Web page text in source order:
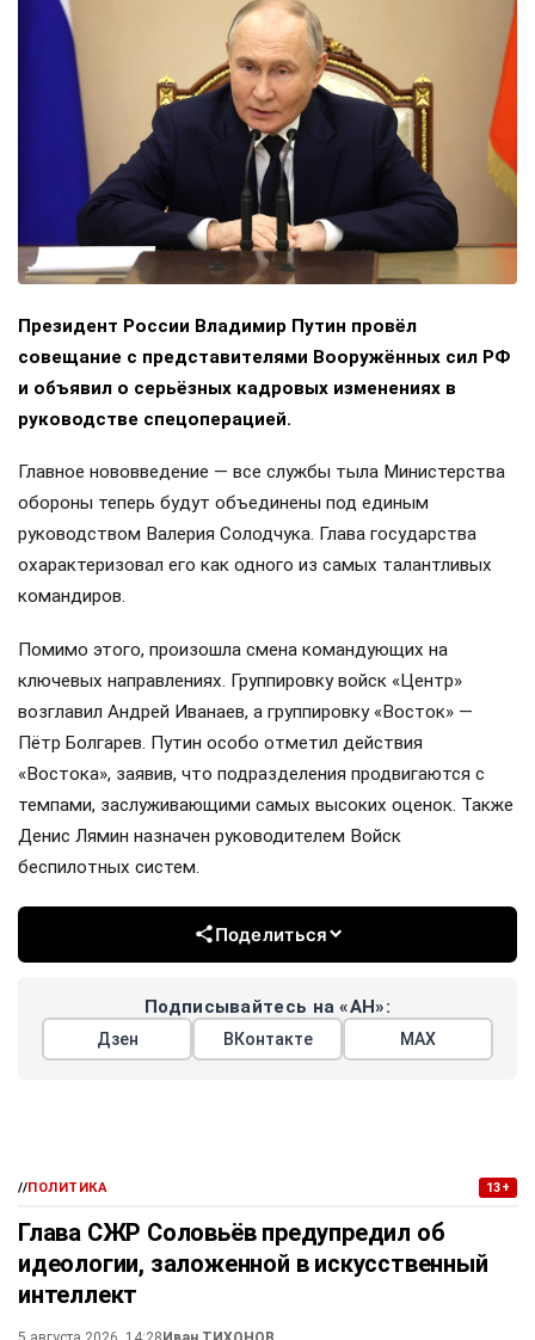
Президент России Владимир Путин провёл
совещание с представителями Вооружённых сил РФ
и объявил о серьёзных кадровых изменениях в
руководстве спецоперацией.
Главное нововведение — все службы тыла Министерства
обороны теперь будут объединены под единым
руководством Валерия Солодчука. Глава государства
охарактеризовал его как одного из самых талантливых
командиров.
Помимо этого, произошла смена командующих на
ключевых направлениях. Группировку войск «Центр»
возглавил Андрей Иванаев, а группировку «Восток» —
Пётр Болгарев. Путин особо отметил действия
«Востока», заявив, что подразделения продвигаются с
темпами, заслуживающими самых высоких оценок. Также
Денис Лямин назначен руководителем Войск
беспилотных систем.
Поделиться
Подписывайтесь на «АН»:
Дзен ВКонтакте МАХ
//ПОЛИТИКА 13+
Глава СЖР Соловьёв предупредил об
идеологии, заложенной в искусственный
интеллект